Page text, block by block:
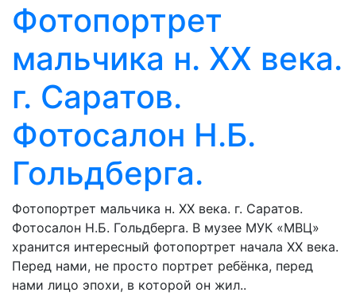
Фотопортрет
мальчика н. XX века.
г. Саратов.
Фотосалон Н.Б.
Гольдберга.
Фотопортрет мальчика н. ХХ века. г. Саратов.
Фотосалон Н.Б. Гольдберга. В музее МУК «МВЦ»
хранится интересный фотопортрет начала ХХ века.
Перед нами, не просто портрет ребёнка, перед
нами лицо эпохи, в которой он жил..